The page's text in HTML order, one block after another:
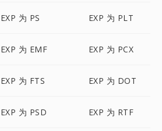
EXP 为 PS EXP 为 PLT
EXP 为 EMF EXP 为 PCX
EXP 为 FTS EXP 为 DOT
EXP 为 PSD EXP 为 RTF